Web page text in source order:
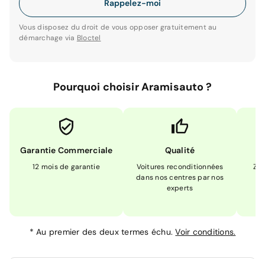
Rappelez-moi
Vous disposez du droit de vous opposer gratuitement au
démarchage via Bloctel
Pourquoi choisir Aramisauto ?
Garantie Commerciale
12 mois de garantie
Qualité
Voitures reconditionnées
dans nos centres par nos
experts
*Au premier des deux termes échu.Voir conditions.